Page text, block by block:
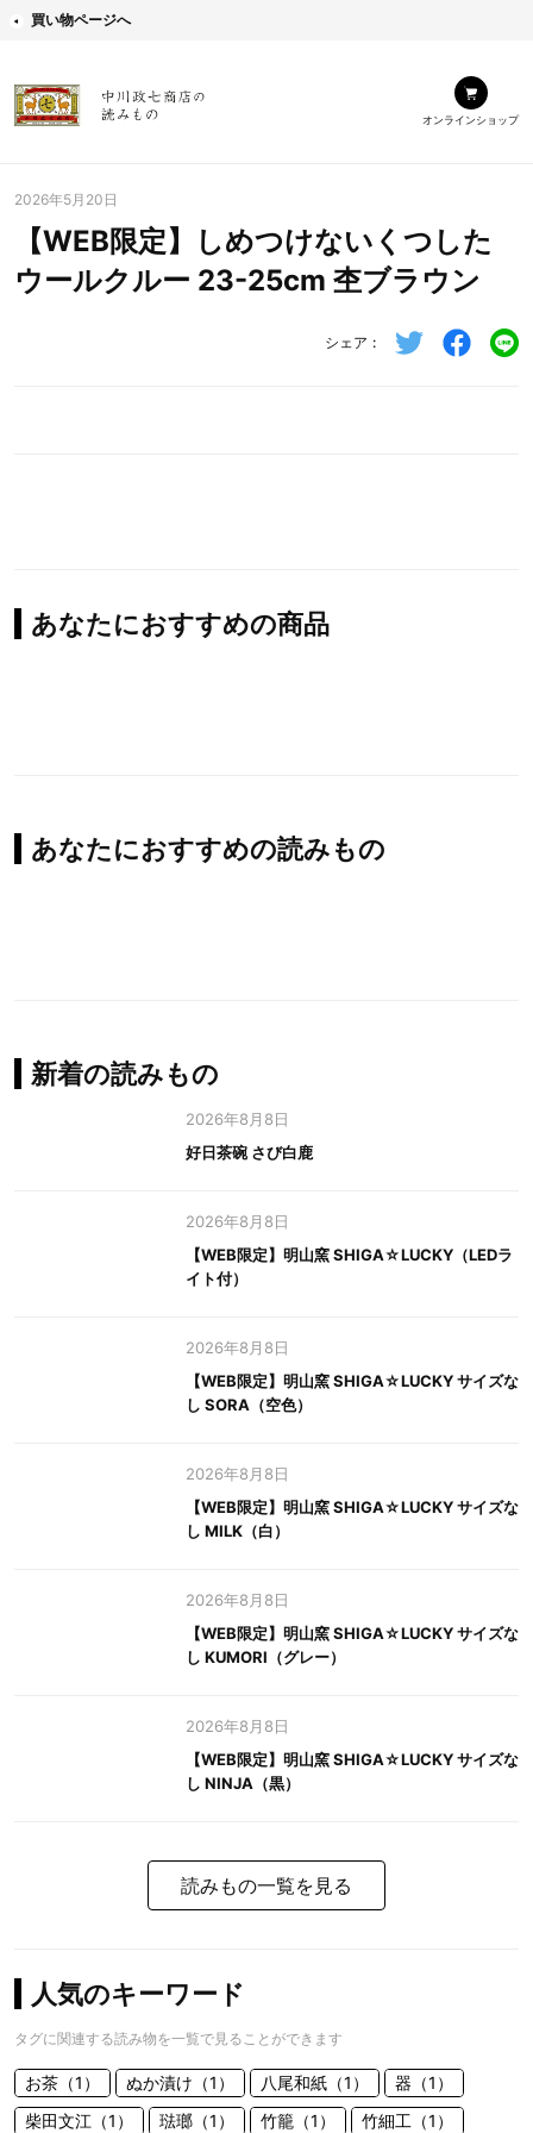
買い物ページへ
オンラインショップ
2026年5月20日
【WEB限定】しめつけないくつした
ウールクルー 23-25cm 杢ブラウン
シェア
あなたにおすすめの商品
あなたにおすすめの読みもの
新着の読みもの
2026年8月8日
好日茶碗 さび白鹿
2026年8月8日
【WEB限定】明山窯 SHIGA☆LUCKY（LEDラ
イト付）
2026年8月8日
【WEB限定】明山窯 SHIGA☆LUCKY サイズな
し SORA（空色）
2026年8月8日
【WEB限定】明山窯 SHIGA☆LUCKY サイズな
し MILK（白）
2026年8月8日
【WEB限定】明山窯 SHIGA☆LUCKY サイズな
し KUMORI（グレー）
2026年8月8日
【WEB限定】明山窯 SHIGA☆LUCKY サイズな
し NINJA（黒）
読みもの一覧を見る
人気のキーワード
タグに関連する読み物を一覧で見ることができます
お茶（1） ぬか漬け（1） 八尾和紙（1）
器（1）
柴田文江（1）
琺瑯（1） 竹籠（1） 竹細工（1）